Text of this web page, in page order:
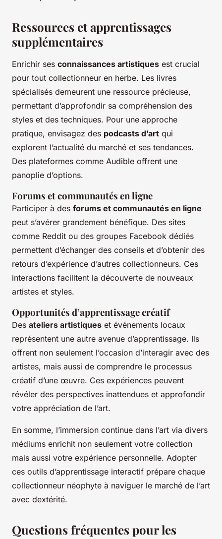
Ressources et apprentissages
supplémentaires
Enrichir ses connaissances artistiques est crucial
pour tout collectionneur en herbe. Les livres
spécialisés demeurent une ressource précieuse,
permettant d’approfondir sa compréhension des
styles et des techniques. Pour une approche
pratique, envisagez des podcasts d’art qui
explorent l’actualité du marché et ses tendances.
Des plateformes comme Audible offrent une
panoplie d’options.
Forums et communautés en ligne
Participer à des forums et communautés en ligne
peut s’avérer grandement bénéfique. Des sites
comme Reddit ou des groupes Facebook dédiés
permettent d’échanger des conseils et d’obtenir des
retours d’expérience d’autres collectionneurs. Ces
interactions facilitent la découverte de nouveaux
artistes et styles.
Opportunités d’apprentissage créatif
Des ateliers artistiques et événements locaux
représentent une autre avenue d’apprentissage. Ils
offrent non seulement l’occasion d’interagir avec des
artistes, mais aussi de comprendre le processus
créatif d’une œuvre. Ces expériences peuvent
révéler des perspectives inattendues et approfondir
votre appréciation de l’art.
En somme, l’immersion continue dans l’art via divers
médiums enrichit non seulement votre collection
mais aussi votre expérience personnelle. Adopter
ces outils d’apprentissage interactif prépare chaque
collectionneur néophyte à naviguer le marché de l’art
avec dextérité.
Questions fréquentes pour les